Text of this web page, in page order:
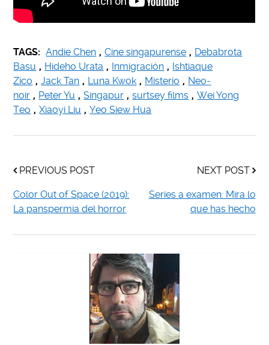
TAGS: Andie Chen , Cine singapurense , Debabrota
Basu , Hideho Urata , Inmigración , Ishtiaque
Zico , Jack Tan , Luna Kwok , Misterio , Neo-
noir , Peter Yu , Singapur , surtsey films , Wei Yong
Teo , Xiaoyi Liu , Yeo Siew Hua
PREVIOUS POST
Color Out of Space (2019):
La panspermia del horror
NEXT POST
Series a examen: Mira lo
que has hecho